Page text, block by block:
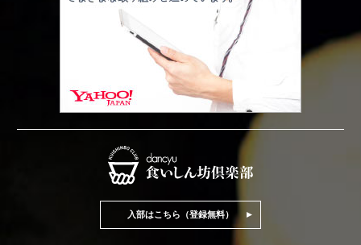
入部はこちら（登録無料）